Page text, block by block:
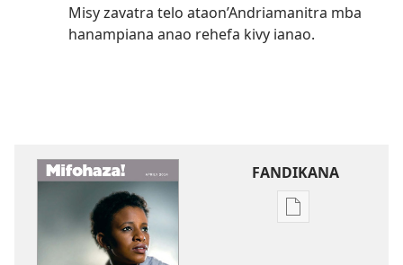
Misy zavatra telo ataon’Andriamanitra mba
hanampiana anao rehefa kivy ianao.
FANDIKANA
Fandikana